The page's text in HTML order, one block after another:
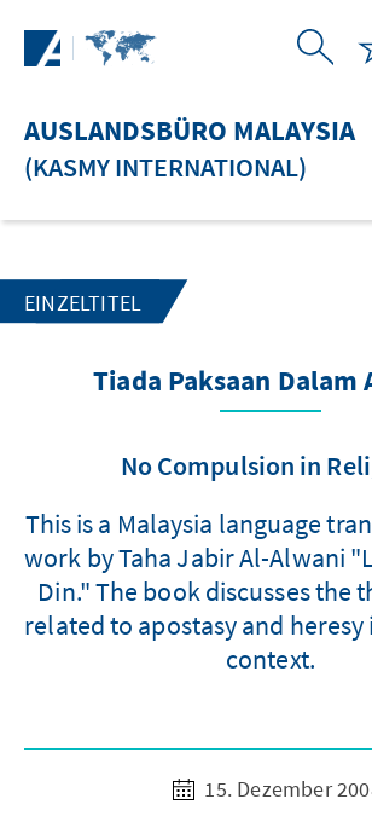
AUSLANDSBÜRO MALAYSIA
(KASMY INTERNATIONAL)
EINZELTITEL
Tiada Paksaan Dalam
No Compulsion in
This is a Malaysia language
work by Taha Jabir Al-Alwani
Din." The book discusses the
related to apostasy and
context.
15. Dezember